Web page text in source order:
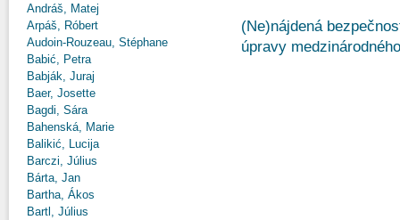
Andráš, Matej
Arpáš, Róbert
Audoin-Rouzeau, Stéphane
Babić, Petra
Babják, Juraj
Baer, Josette
Bagdi, Sára
Bahenská, Marie
Balikić, Lucija
Barczi, Július
Bárta, Jan
Bartha, Ákos
Bartl, Július
(Ne)nájdená
úpravy